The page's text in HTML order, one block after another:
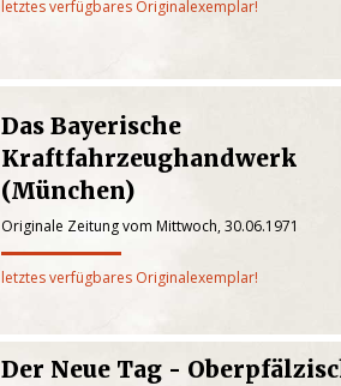
letztes verfügbares Originalexemplar!
Das Bayerische
Kraftfahrzeughandwerk
(München)
Originale Zeitung vom Mittwoch, 30.06.1971
letztes verfügbares Originalexemplar!
Der Neue Tag -